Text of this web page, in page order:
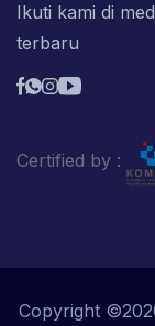
Ikuti kami di
terbaru
Certified by :
Copyright